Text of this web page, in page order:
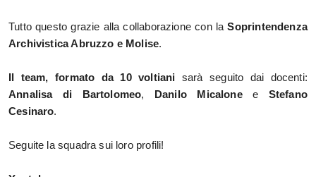
Tutto questo grazie alla collaborazione con la Soprintendenza
Archivistica Abruzzo e Molise.
Il team, formato da 10 voltiani
Annalisa di Bartolomeo, Danilo Micalone e Stefano
Cesinaro.
Seguite la squadra sui loro profili!